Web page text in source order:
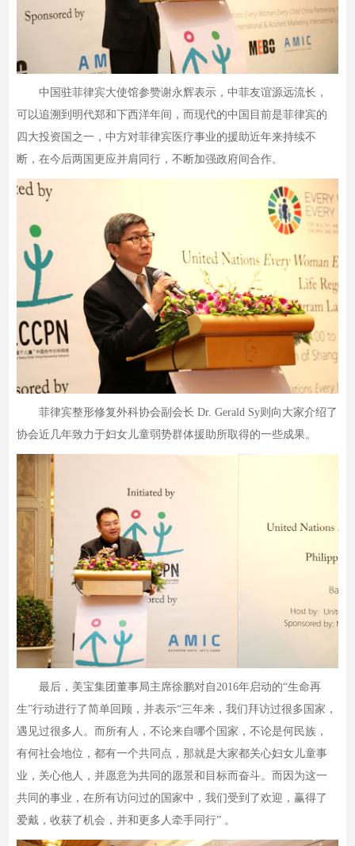
中国驻菲律宾大使馆参赞谢永辉表示，中菲友谊源远流长，
可以追溯到明代郑和下西洋年间，而现代的中国目前是菲律宾的
四大投资国之一，中方对菲律宾医疗事业的援助近年来持续不
断，在今后两国更应并肩同行，不断加强政府间合作。
菲律宾整形修复外科协会副会长 Dr. Gerald Sy则向大家介绍了
协会近几年致力于妇女儿童弱势群体援助所取得的一些成果。
最后，美宝集团董事局主席徐鹏对自2016年启动的“生命再
生”行动进行了简单回顾，并表示“三年来，我们拜访过很多国家，
遇见过很多人。而所有人，不论来自哪个国家，不论是何民族，
有何社会地位，都有一个共同点，那就是大家都关心妇女儿童事
业，关心他人，并愿意为共同的愿景和目标而奋斗。而因为这一
共同的事业，在所有访问过的国家中，我们受到了欢迎，赢得了
爱戴，收获了机会，并和更多人牵手同行” 。